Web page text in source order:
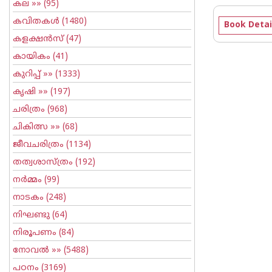
കല »» (95)
കവിതകള്‍ (1480)
കളക്ഷന്‍സ്(47)
കായികം (41)
കുറിപ്പ്‌ »» (1333)
കൃഷി »» (197)
ചരിത്രം (968)
ചികിത്സ »» (68)
ജീവചരിത്രം (1134)
തത്വശാസ്ത്രം (192)
നര്‍മ്മം (99)
നാടകം (248)
നിഘണ്ടു (64)
നിരൂപണം (84)
നോവല്‍ »» (5488)
പഠനം (3169)
Book